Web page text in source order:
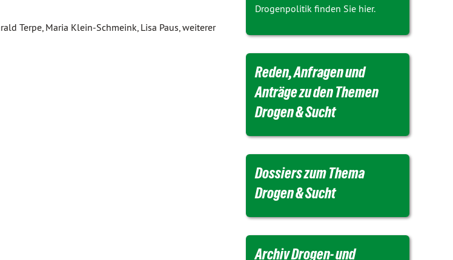
Terpe, Maria Klein-Schmeink, Lisa Paus, weiterer
Drogenpolitik finden Sie hier.
Reden, Anfragen und
Anträge zu den Themen
Drogen & Sucht
Dossiers zum Thema
Drogen & Sucht
Archiv Drogen- und